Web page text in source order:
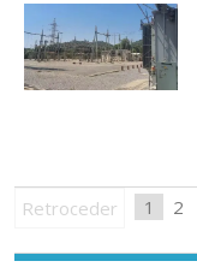
Retroceder 1 2